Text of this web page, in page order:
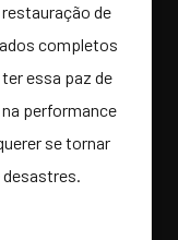
de
completos
essa paz de
performance
se tornar